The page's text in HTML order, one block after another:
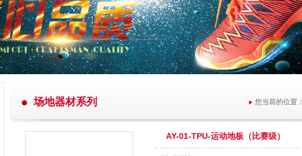
您当前的位置：
场地器材系列
AY-01-TPU-运动地板（比赛级）